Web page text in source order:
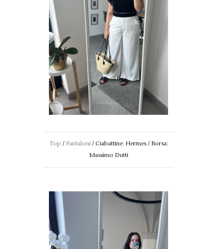
Top / Pantaloni/ Ciabattine: Hermes / Borsa:
Massimo Dutti